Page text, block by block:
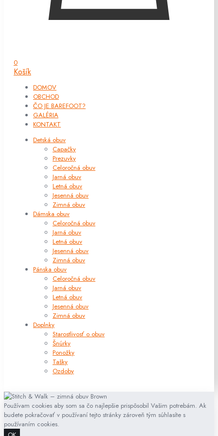
0
Košík
DOMOV
OBCHOD
ČO JE BAREFOOT?
GALÉRIA
KONTAKT
Detská obuv
Capačky
Prezuvky
Celoročná obuv
Jarná obuv
Letná obuv
Jesenná obuv
Zimná obuv
Dámska obuv
Celoročná obuv
Jarná obuv
Letná obuv
Jesenná obuv
Zimná obuv
Pánska obuv
Celoročná obuv
Jarná obuv
Letná obuv
Jesenná obuv
Zimná obuv
Doplnky
Starostlivosť o obuv
Šnúrky
Ponožky
Tašky
Ozdoby
Používam cookies aby som sa čo najlepšie prispôsobil Vašim potrebám. Ak
budete pokračovať v používaní tejto stránky zároveň tým súhlasíte s
používaním cookies.